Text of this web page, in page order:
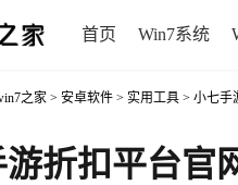
首页 Win7系统
之家 > 安卓软件 > 实用工具 > 小七手
折扣平台官